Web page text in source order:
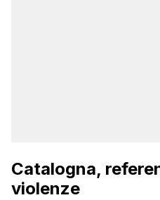
Catalogna,
violenze